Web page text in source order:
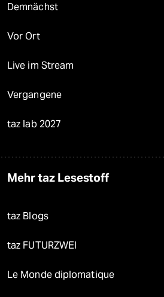
Demnächst
Vor Ort
Live im Stream
Vergangene
taz lab 2027
Mehr taz Lesestoff
taz Blogs
taz FUTURZWEI
Le Monde diplomatique